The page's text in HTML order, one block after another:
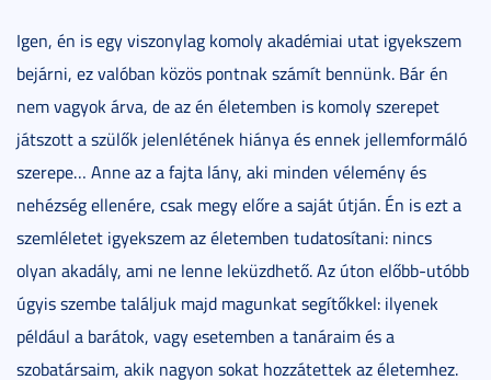
Igen, én is egy viszonylag komoly akadémiai utat igyekszem
bejárni, ez valóban közös pontnak számít bennünk. Bár én
nem vagyok árva, de az én életemben is komoly szerepet
játszott a szülők jelenlétének hiánya és ennek jellemformáló
szerepe… Anne az a fajta lány, aki minden vélemény és
nehézség ellenére, csak megy előre a saját útján. Én is ezt a
szemléletet igyekszem az életemben tudatosítani: nincs
olyan akadály, ami ne lenne leküzdhető. Az úton előbb-utóbb
úgyis szembe találjuk majd magunkat segítőkkel: ilyenek
például a barátok, vagy esetemben a tanáraim és a
szobatársaim, akik nagyon sokat hozzátettek az életemhez.